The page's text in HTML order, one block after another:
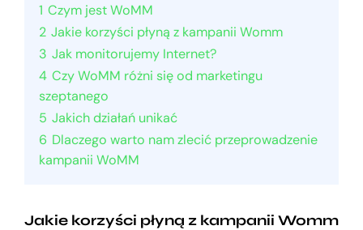
1 Czym jest WoMM
2 Jakie korzyści płyną z kampanii Womm
3 Jak monitorujemy Internet?
4 Czy WoMM różni się od marketingu
szeptanego
5 Jakich działań unikać
6 Dlaczego warto nam zlecić przeprowadzenie
kampanii WoMM
Jakie korzyści płyną z kampanii Womm